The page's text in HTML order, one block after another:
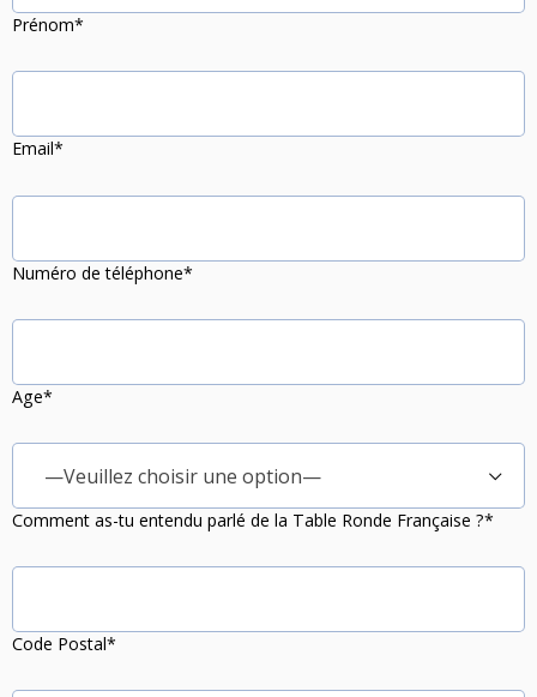
Prénom*
Email*
Numéro de téléphone*
Age*
—Veuillez choisir une option—
Comment as-tu entendu parlé de la Table Ronde Française ?*
Code Postal*